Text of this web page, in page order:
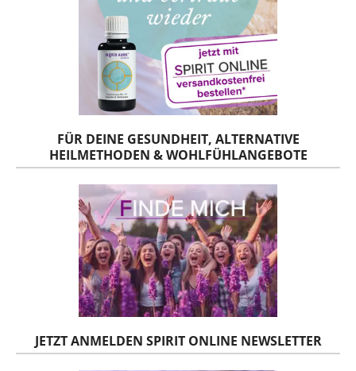
FÜR DEINE GESUNDHEIT, ALTERNATIVE
HEILMETHODEN & WOHLFÜHLANGEBOTE
JETZT ANMELDEN SPIRIT ONLINE NEWSLETTER